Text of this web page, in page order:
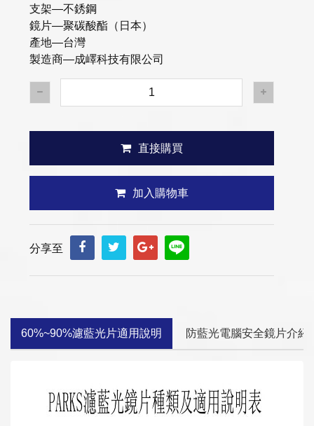
支架—不銹鋼
鏡片—聚碳酸酯（日本）
產地—台灣
製造商—成嶧科技有限公司
直接購買
加入購物車
分享至
60%~90%濾藍光片適用說明 防藍光電腦安全鏡片介紹